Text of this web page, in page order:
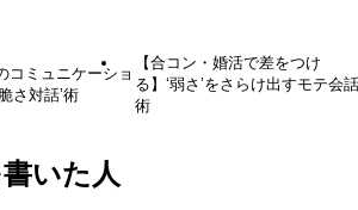
コミュニケーショ
さ対話’術
【合コン・婚活で差をつけ
る】‘弱さ’をさらけ出すモテ会
術
いた人